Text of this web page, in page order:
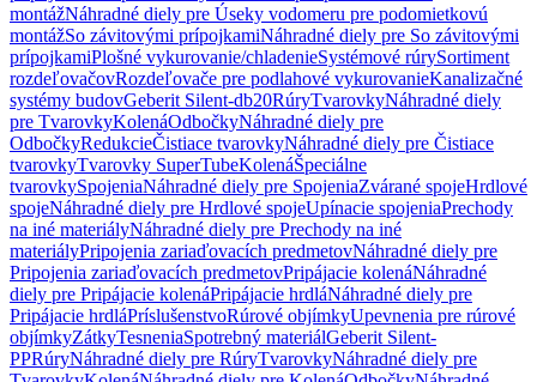
montážNáhradné diely pre Úseky vodomeru pre podomietkovú
montážSo závitovými prípojkamiNáhradné diely pre So závitovými
prípojkamiPlošné vykurovanie/chladenieSystémové rúrySortiment
rozdeľovačovRozdeľovače pre podlahové vykurovanieKanalizačné
systémy budovGeberit Silent-db20RúryTvarovkyNáhradné diely
pre TvarovkyKolenáOdbočkyNáhradné diely pre
OdbočkyRedukcieČistiace tvarovkyNáhradné diely pre Čistiace
tvarovkyTvarovky SuperTubeKolenáŠpeciálne
tvarovkySpojeniaNáhradné diely pre SpojeniaZvárané spojeHrdlové
spojeNáhradné diely pre Hrdlové spojeUpínacie spojeniaPrechody
na iné materiályNáhradné diely pre Prechody na iné
materiályPripojenia zariaďovacích predmetovNáhradné diely pre
Pripojenia zariaďovacích predmetovPripájacie kolenáNáhradné
diely pre Pripájacie kolenáPripájacie hrdláNáhradné diely pre
Pripájacie hrdláPríslušenstvoRúrové objímkyUpevnenia pre rúrové
objímkyZátkyTesneniaSpotrebný materiálGeberit Silent-
PPRúryNáhradné diely pre RúryTvarovkyNáhradné diely pre